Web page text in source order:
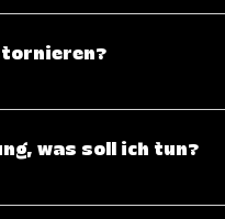
du eine
jederzeit auf der
Änderungen oder
Fehler in deiner
eine Lösung zu
was soll ich tun?
E-Mail